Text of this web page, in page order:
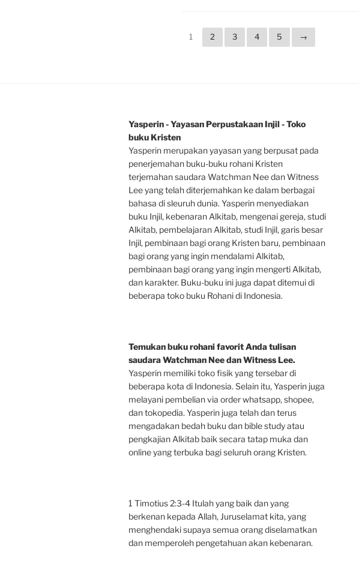
1 2 3 4 5 →
Yasperin - Yayasan Perpustakaan Injil - Toko
buku Kristen
Yasperin merupakan yayasan yang berpusat pada
penerjemahan buku-buku rohani Kristen
terjemahan saudara Watchman Nee dan Witness
Lee yang telah diterjemahkan ke dalam berbagai
bahasa di sleuruh dunia. Yasperin menyediakan
buku Injil, kebenaran Alkitab, mengenai gereja, studi
Alkitab, pembelajaran Alkitab, studi Injil, garis besar
Injil, pembinaan bagi orang Kristen baru, pembinaan
bagi orang yang ingin mendalami Alkitab,
pembinaan bagi orang yang ingin mengerti Alkitab,
dan karakter. Buku-buku ini juga dapat ditemui di
beberapa toko buku Rohani di Indonesia.
Temukan buku rohani favorit Anda tulisan
saudara Watchman Nee dan Witness Lee.
Yasperin memiliki toko fisik yang tersebar di
beberapa kota di Indonesia. Selain itu, Yasperin juga
melayani pembelian via order whatsapp, shopee,
dan tokopedia. Yasperin juga telah dan terus
mengadakan bedah buku dan bible study atau
pengkajian Alkitab baik secara tatap muka dan
online yang terbuka bagi seluruh orang Kristen.
1 Timotius 2:3-4 Itulah yang baik dan yang
berkenan kepada Allah, Juruselamat kita, yang
menghendaki supaya semua orang diselamatkan
dan memperoleh pengetahuan akan kebenaran.